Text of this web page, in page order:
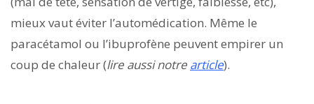
mieux vaut éviter l’automédication. Même le
paracétamol ou l’ibuprofène peuvent empirer un
coup de chaleur (lire aussi notre article).